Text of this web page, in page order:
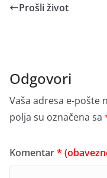
Prošli život
Odgovori
Vaša adresa e-pošte
polja su označena sa
Komentar*